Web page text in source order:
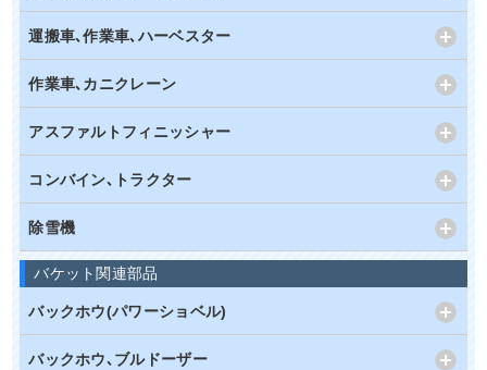
運搬車､作業車､ハーベスター
作業車､カニクレーン
アスファルトフィニッシャー
コンバイン､トラクター
除雪機
バケット関連部品
バックホウ(パワーショベル)
バックホウ､ブルドーザー